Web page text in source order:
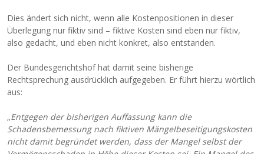
Dies ändert sich nicht, wenn alle Kostenpositionen in dieser
Überlegung nur fiktiv sind – fiktive Kosten sind eben nur fiktiv,
also gedacht, und eben nicht konkret, also entstanden.
Der Bundesgerichtshof hat damit seine bisherige
Rechtsprechung ausdrücklich aufgegeben. Er führt hierzu wörtlich
aus:
„Entgegen der bisherigen Auffassung kann die
Schadensbemessung nach fiktiven Mängelbeseitigungskosten
nicht damit begründet werden, dass der Mangel selbst der